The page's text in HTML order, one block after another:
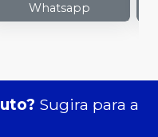
Whatsapp
Sugira para a